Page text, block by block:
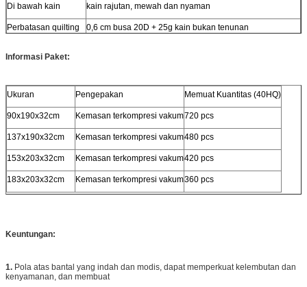
Di bawah kain kain rajutan, mewah dan nyaman
Perbatasan quilting 0,6 cm busa 20D + 25g kain bukan tenunan
Informasi Paket:
Ukuran Pengepakan Memuat Kuantitas (40HQ)
90x190x32cm Kemasan terkompresi vakum720 pcs
137x190x32cm Kemasan terkompresi vakum480 pcs
153x203x32cm Kemasan terkompresi vakum420 pcs
183x203x32cm Kemasan terkompresi vakum360 pcs
Keuntungan:
1. Pola atas bantal yang indah dan modis, dapat memperkuat kelembutan dan
kenyamanan, dan membuat